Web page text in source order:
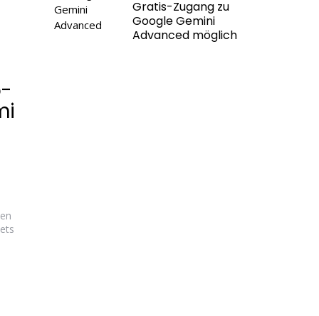
Gratis-Zugang zu
Google Gemini
Advanced möglich